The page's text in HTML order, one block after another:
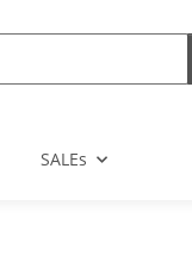
SALEs